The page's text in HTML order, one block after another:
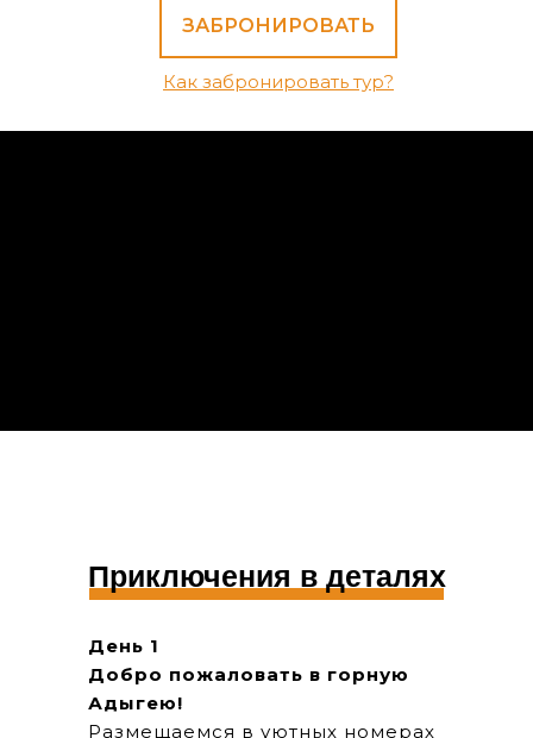
ЗАБРОНИРОВАТЬ
Как забронировать тур?
Приключения в деталях
День 1
Добро пожаловать в горную
Адыгею!
Размещаемся в уютных номерах